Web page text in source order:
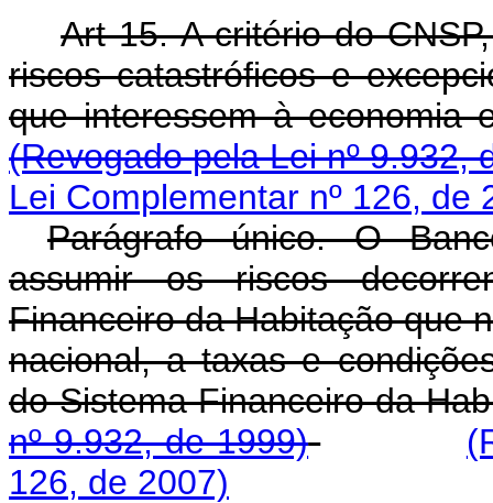
Art 15. A critério do
riscos catastróficos e
que interessem à economia
(Revogado pela Lei nº 9.932,
Lei Complementar nº 126, de
Parágrafo único. O
assumir os riscos
Financeiro da Habitação que
nacional, a taxas e
do Sistema Financeiro da
nº 9.932, de 1999)
126, de 2007)